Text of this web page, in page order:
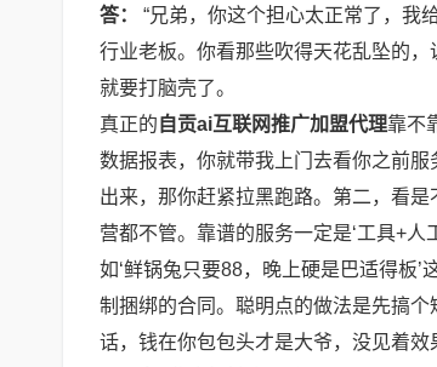
答：
“兄弟，你这个担心太正常了，我
行业老板。你看那些吹得天花乱坠的，
就要打脑壳了。
真正的 自贡ai互联网推广加盟代理靠不
数据报表，你就带我上门去看你之前
出来，那你赶紧拉黑跑路。第二，看
营都不管。靠谱的服务一定是‘工具+
如‘鲜锅兔只要88，晚上硬是巴适得板
制捆绑的合同。聪明点的做法是先搞
话，钱在你包包头才是大爷，没见着